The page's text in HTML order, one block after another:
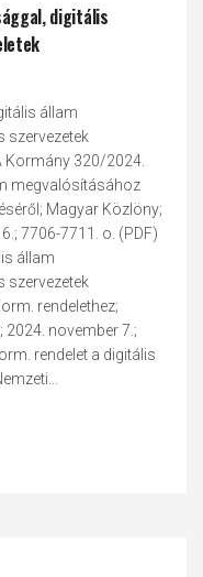
digitális
állam
szervezetek
Kormány 320/2024.
megvalósításához
Magyar Közlöny;
7706-7711. o. (PDF)
állam
szervezetek
rendelethez;
2024. november 7.;
rendelet a digitális